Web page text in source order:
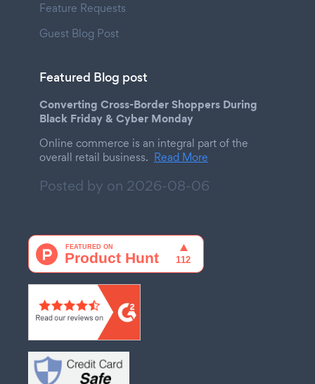
Feature Requests
Guest Blog Post
Featured Blog post
Converting Cross-Border Shoppers During
Black Friday & Cyber Monday
Online commerce is an integral part of the
overall retail business. Read More
Posted by on 2026-08-06